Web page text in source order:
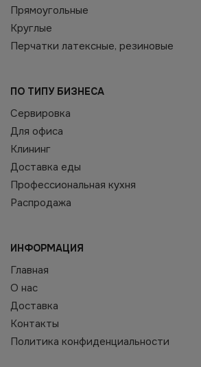
Прямоугольные
Круглые
Перчатки латексные, резиновые
ПО ТИПУ БИЗНЕСА
Сервировка
Для офиса
Клининг
Доставка еды
Профессиональная кухня
Распродажа
ИНФОРМАЦИЯ
Главная
О нас
Доставка
Контакты
Политика конфиденциальности